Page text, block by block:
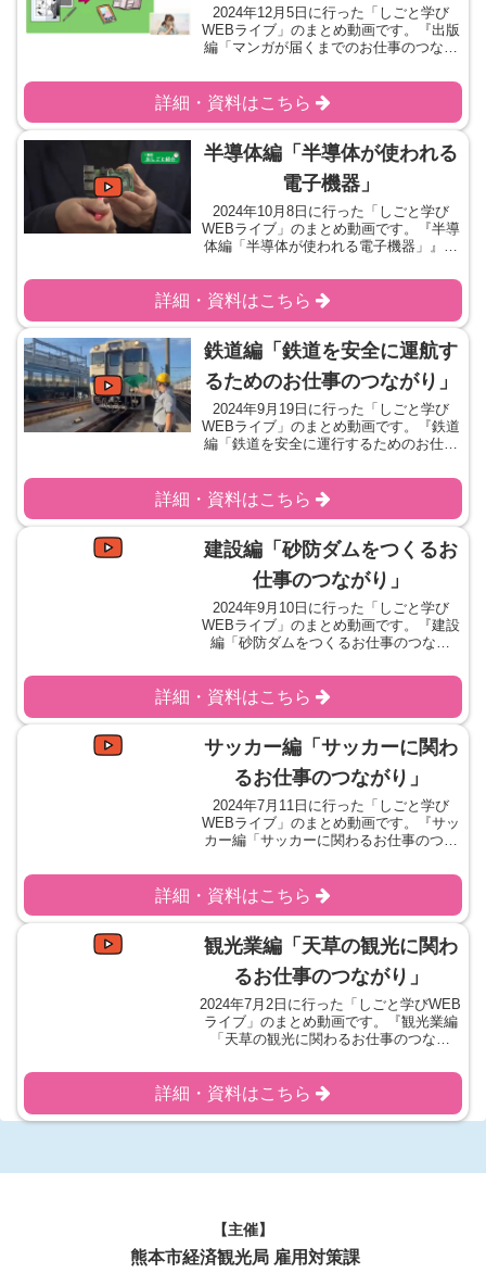
2024年12月5日に行った「しごと学び
WEBライブ」のまとめ動画です。『出版
編「マンガが届くまでのお仕事のつなが
習シートをダウンロードご協力いただい
た企業様
詳細・資料はこちら
半導体編「半導体が使われる
電子機器」
2024年10月8日に行った「しごと学び
WEBライブ」のまとめ動画です。『半導
体編「半導体が使われる電子機器」』を
をダウンロードご協力いただいた企業様
詳細・資料はこちら
鉄道編「鉄道を安全に運航す
るためのお仕事のつながり」
2024年9月19日に行った「しごと学び
WEBライブ」のまとめ動画です。『鉄道
編「鉄道を安全に運行するためのお仕事
した。学習シートをダウンロードご協力
いただいた企業様
詳細・資料はこちら
建設編「砂防ダムをつくるお
仕事のつながり」
2024年9月10日に行った「しごと学び
WEBライブ」のまとめ動画です。『建設
編「砂防ダムをつくるお仕事のつなが
習シートをダウンロードご協力いただい
た企業様
詳細・資料はこちら
サッカー編「サッカーに関わ
るお仕事のつながり」
2024年7月11日に行った「しごと学び
WEBライブ」のまとめ動画です。『サッ
カー編「サッカーに関わるお仕事のつな
学習シートをダウンロードご協力いただ
いた企業様
詳細・資料はこちら
観光業編「天草の観光に関わ
るお仕事のつながり」
2024年7月2日に行った「しごと学びWEB
ライブ」のまとめ動画です。『観光業編
「天草の観光に関わるお仕事のつなが
習シートをダウンロードご協力いただい
た企業様
詳細・資料はこちら
【主催】
熊本市経済観光局 雇用対策課